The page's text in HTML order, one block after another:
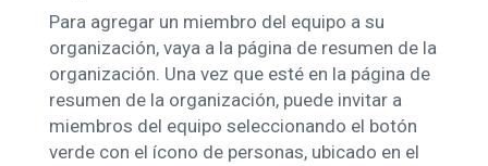
Para agregar un miembro del equipo a su
organización, vaya a la página de resumen de la
organización. Una vez que esté en la página de
resumen de la organización, puede invitar a
miembros del equipo seleccionando el botón
verde con el ícono de personas, ubicado en el